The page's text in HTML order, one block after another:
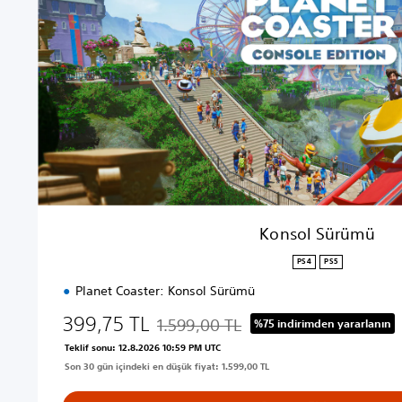
S
ü
r
ü
m
ü
Konsol Sürümü
PS4 PS5
Planet Coaster: Konsol Sürümü
399,75 TL Orijinal fiyat olan 1.599,00 TL üzerinden
1.599,00 TL %75 indirimden yararlanın
Teklif sonu: 12.8.2026 10:59 PM UTC
Son 30 gün içindeki en düşük fiyat: 1.599,00 TL